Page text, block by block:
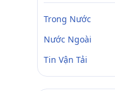
Trong Nước
Nước Ngoài
Tin Vận Tải